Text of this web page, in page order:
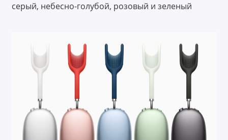
серый, небесно-голубой, розовый и зеленый